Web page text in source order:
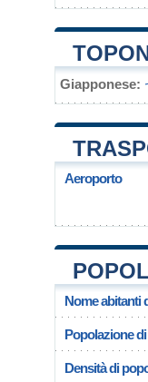
Giapponese:
Aeroporto
Nome abitanti
Popolazione
Densità di